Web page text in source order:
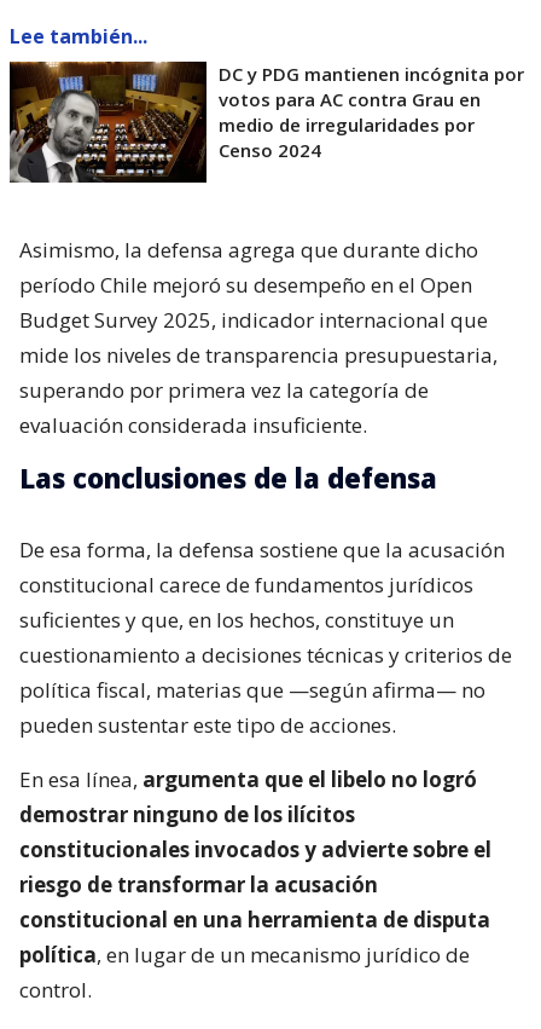
Lee también...
DC y PDG mantienen incógnita por
votos para AC contra Grau en
medio de irregularidades por
Censo 2024
Asimismo, la defensa agrega que durante dicho
período Chile mejoró su desempeño en el Open
Budget Survey 2025, indicador internacional que
mide los niveles de transparencia presupuestaria,
superando por primera vez la categoría de
evaluación considerada insuficiente.
Las conclusiones de la defensa
De esa forma, la defensa sostiene que la acusación
constitucional carece de fundamentos jurídicos
suficientes y que, en los hechos, constituye un
cuestionamiento a decisiones técnicas y criterios de
política fiscal, materias que —según afirma— no
pueden sustentar este tipo de acciones.
En esa línea, argumenta que el libelo no logró
demostrar ninguno de los ilícitos
constitucionales invocados y advierte sobre el
riesgo de transformar la acusación
constitucional en una herramienta de disputa
política, en lugar de un mecanismo jurídico de
control.